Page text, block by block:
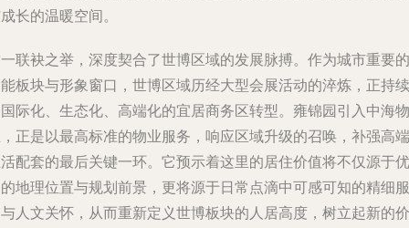
长的温暖空间。
联袂之举，深度契合了世博区域的发展脉搏。作为城市重要的
板块与形象窗口，世博区域历经大型会展活动的淬炼，正持续
际化、生态化、高端化的宜居商务区转型。雍锦园引入中海物
正是以最高标准的物业服务，响应区域升级的召唤，补强高端
配套的最后关键一环。它预示着这里的居住价值将不仅源于优
地理位置与规划前景，更将源于日常点滴中可感可知的精细服
人文关怀，从而重新定义世博板块的人居高度，树立起新的价